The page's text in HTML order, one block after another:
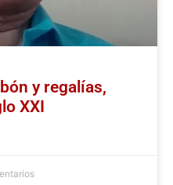
y regalías,
XXI